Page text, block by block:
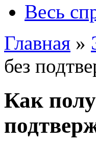
Весь
Главная »
без
Как